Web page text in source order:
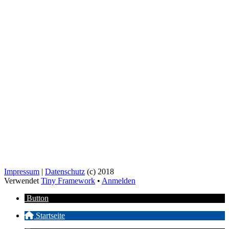
Impressum | Datenschutz (c) 2018
Verwendet Tiny Framework • Anmelden
Button
Startseite